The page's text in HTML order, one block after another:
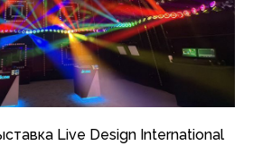
Live Design International